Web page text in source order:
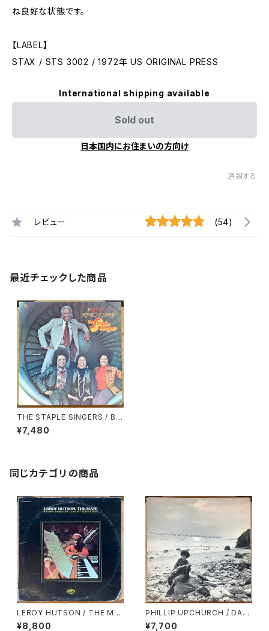
ね良好な状態です。
【LABEL】
STAX / STS 3002 / 1972年 US ORIGINAL PRESS
International shipping available
Sold out
日本国内にお住まいの方向け
通報する
レビュー (54)
最近チェックした商品
THE STAPLE SINGERS / BE
ALTITUDE: RESPECT YOUR
SELF
¥7,480
同じカテゴリの商品
LEROY HUTSON / THE MA
N!
¥8,800
PHILLIP UPCHURCH / DAR
KNESS, DARKNESS
¥7,700